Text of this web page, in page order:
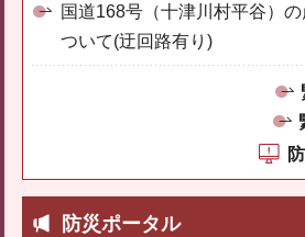
国道168号（十津川村平谷）
ついて(迂回路有り)
防災ポータル